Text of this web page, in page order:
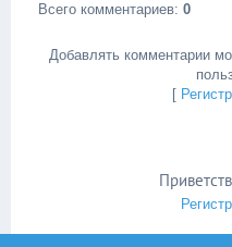
Всего комментариев: 0
Добавлять комментарии
[